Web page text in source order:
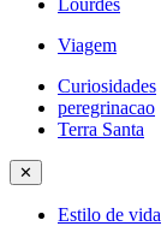
Lourdes
Viagem
Curiosidades
peregrinacao
Terra Santa
✕
Estilo de vida